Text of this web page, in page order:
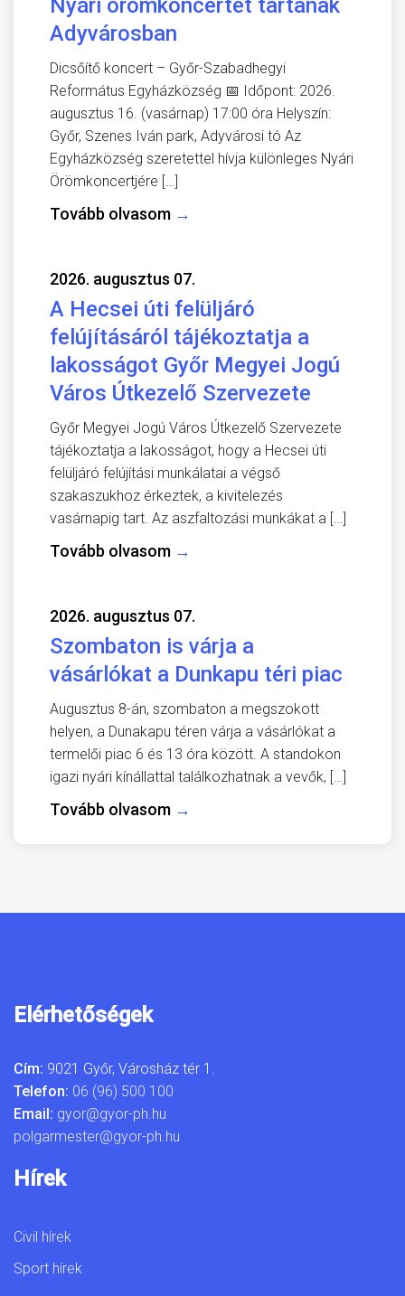
Nyári örömkoncertet tartanak
Adyvárosban
Dicsőítő koncert – Győr-Szabadhegyi
Református Egyházközség 📅 Időpont: 2026.
augusztus 16. (vasárnap) 17:00 óra Helyszín:
Győr, Szenes Iván park, Adyvárosi tó Az
Egyházközség szeretettel hívja különleges Nyári
Örömkoncertjére […]
Tovább olvasom →
2026. augusztus 07.
A Hecsei úti felüljáró
felújításáról tájékoztatja a
lakosságot Győr Megyei Jogú
Város Útkezelő Szervezete
Győr Megyei Jogú Város Útkezelő Szervezete
tájékoztatja a lakosságot, hogy a Hecsei úti
felüljáró felújítási munkálatai a végső
szakaszukhoz érkeztek, a kivitelezés
vasárnapig tart. Az aszfaltozási munkákat a […]
Tovább olvasom →
2026. augusztus 07.
Szombaton is várja a
vásárlókat a Dunkapu téri piac
Augusztus 8-án, szombaton a megszokott
helyen, a Dunakapu téren várja a vásárlókat a
termelői piac 6 és 13 óra között. A standokon
igazi nyári kínállattal találkozhatnak a vevők, […]
Tovább olvasom →
Elérhetőségek
Cím: 9021 Győr, Városház tér 1.
Telefon: 06 (96) 500 100
Email: gyor@gyor-ph.hu
polgarmester@gyor-ph.hu
Hírek
Civil hírek
Sport hírek